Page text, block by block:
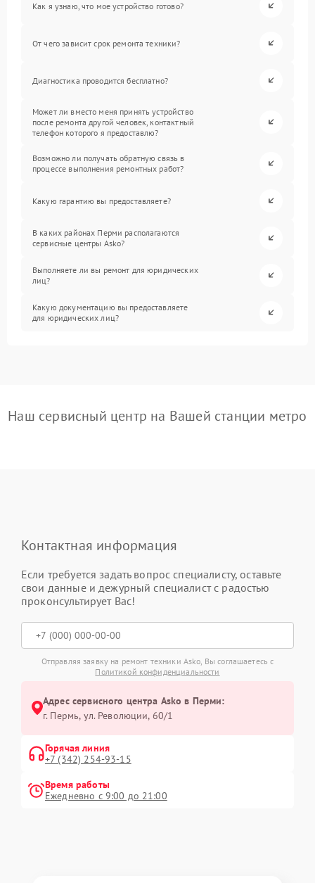
Как я узнаю, что мое устройство готово?
От чего зависит срок ремонта техники?
Диагностика проводится бесплатно?
Может ли вместо меня принять устройство
после ремонта другой человек, контактный
телефон которого я предоставлю?
Возможно ли получать обратную связь в
процессе выполнения ремонтных работ?
Какую гарантию вы предоставляете?
В каких районах Перми располагаются
сервисные центры Asko?
Выполняете ли вы ремонт для юридических
лиц?
Какую документацию вы предоставляете
для юридических лиц?
Наш сервисный центр на Вашей станции метро
Контактная информация
Если требуется задать вопрос специалисту, оставьте
свои данные и дежурный специалист с радостью
проконсультирует Вас!
Отправляя заявку на ремонт техники Asko, Вы соглашаетесь с
Политикой конфиденциальности
Адрес сервисного центра Asko в Перми:
г. Пермь, ул. ​Революции, 60/1
Горячая линия
+7 (342) 254-93-15
Время работы
Ежедневно с 9:00 до 21:00